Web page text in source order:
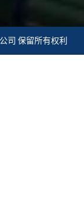
司 保留所有权利